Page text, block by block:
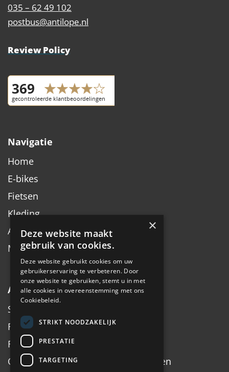
035 – 62 49 102
postbus@antilope.nl
Review Policy
Navigatie
Home
E-bikes
Fietsen
Kleding
Accessoires
Merken
Algemeen
Service
Fiets inruilen
Fietsadvies op maat
Onderhoud, Service, Halen & Brengen
×
Deze website maakt
gebruik van cookies.
Deze website gebruikt cookies om uw
gebruikerservaring te verbeteren. Door
onze website te gebruiken, stemt u in met
alle cookies in overeenstemming met ons
Cookiebeleid.
STRIKT NOODZAKELIJK
PRESTATIE
TARGETING